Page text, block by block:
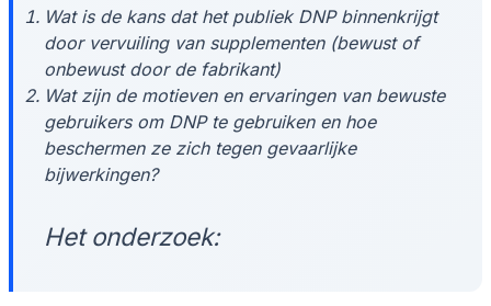
Wat is de kans dat het publiek DNP binnenkrijgt
door vervuiling van supplementen (bewust of
onbewust door de fabrikant)
Wat zijn de motieven en ervaringen van bewuste
gebruikers om DNP te gebruiken en hoe
beschermen ze zich tegen gevaarlijke
bijwerkingen?
Het onderzoek: